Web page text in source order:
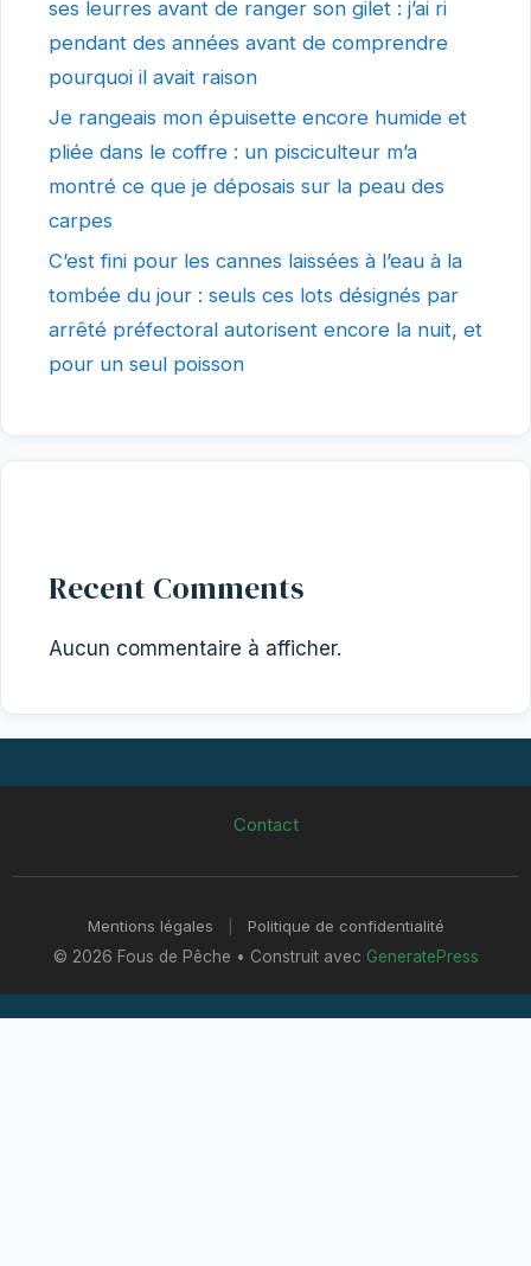
ses leurres avant de ranger son gilet : j’ai ri
pendant des années avant de comprendre
pourquoi il avait raison
Je rangeais mon épuisette encore humide et
pliée dans le coffre : un pisciculteur m’a
montré ce que je déposais sur la peau des
carpes
C’est fini pour les cannes laissées à l’eau à la
tombée du jour : seuls ces lots désignés par
arrêté préfectoral autorisent encore la nuit, et
pour un seul poisson
Recent Comments
Aucun commentaire à afficher.
Contact
Mentions légales
Politique de confidentialité
© 2026 Fous de Pêche • Construit avec GeneratePress